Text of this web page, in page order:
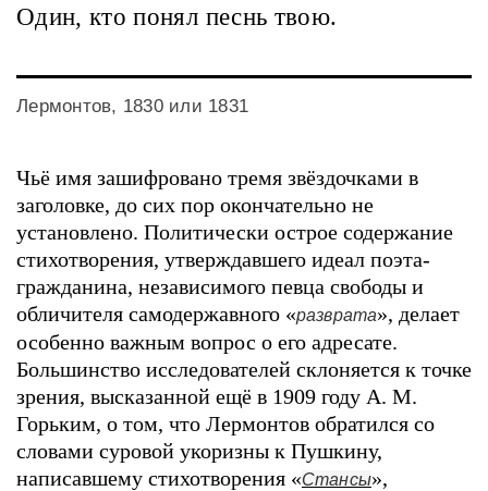
Один, кто понял песнь твою.
Лермонтов, 1830 или 1831
Чьё имя зашифровано тремя звёздочками в
заголовке, до сих пор окончательно не
установлено. Политически острое содержание
стихотворения, утверждавшего идеал поэта-
гражданина, независимого певца свободы и
обличителя самодержавного «разврата», делает
особенно важным вопрос о его адресате.
Большинство исследователей склоняется к точке
зрения, высказанной ещё в 1909 году А. М.
Горьким, о том, что Лермонтов обратился со
словами суровой укоризны к Пушкину,
написавшему стихотворения «Стансы»,